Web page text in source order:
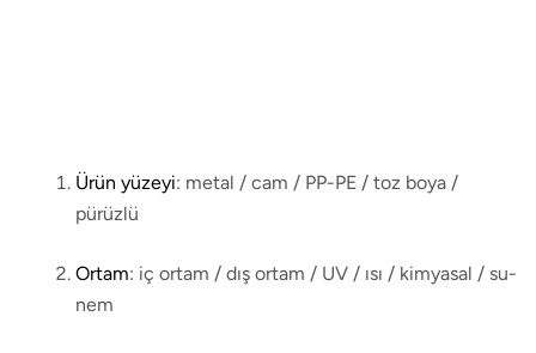
Ürün yüzeyi: metal / cam / PP-PE / toz boya /
pürüzlü
Ortam: iç ortam / dış ortam / UV / ısı / kimyasal / su-
nem